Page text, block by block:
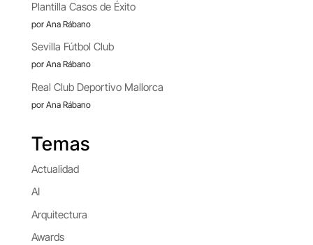
Plantilla Casos de Éxito
por Ana Rábano
Sevilla Fútbol Club
por Ana Rábano
Real Club Deportivo Mallorca
por Ana Rábano
Temas
Actualidad
AI
Arquitectura
Awards